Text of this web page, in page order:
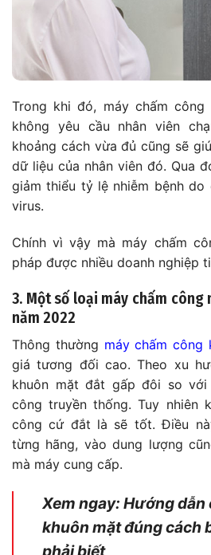
Trong khi đó, máy chấm công
không yêu cầu nhân viên
khoảng cách vừa đủ cũng sẽ
dữ liệu của nhân viên đó. Qua
giảm thiểu tỷ lệ nhiễm bệnh
virus.
Chính vì vậy mà máy chấm
pháp được nhiều doanh nghiệp
3. Một số loại máy chấm
năm 2022
Thông thường máy chấm công
giá tương đối cao. Theo xu
khuôn mặt đắt gấp đôi so với
công truyền thống. Tuy nhiên
công cứ đắt là sẽ tốt. Điều
từng hãng, vào dung lượng
mà máy cung cấp.
Xem ngay: Hướng dẫn
khuôn mặt đúng cách